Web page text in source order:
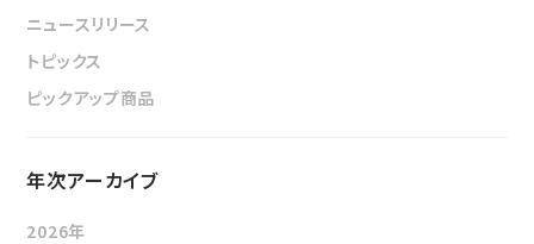
アフターサービスへの取り組み
新たな取り組み
事例/製品紹介
アフターサービスへの取り組み
EN
ニュースリリース
トピックス
ピックアップ商品
年次アーカイブ
2026年